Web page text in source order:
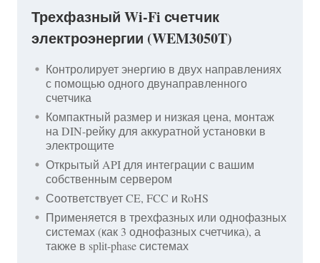
Трехфазный Wi-Fi счетчик
электроэнергии (WEM3050T)
Контролирует энергию в двух направлениях
с помощью одного двунаправленного
счетчика
Компактный размер и низкая цена, монтаж
на DIN-рейку для аккуратной установки в
электрощите
Открытый API для интеграции с вашим
собственным сервером
Соответствует CE, FCC и RoHS
Применяется в трехфазных или однофазных
системах (как 3 однофазных счетчика), а
также в split-phase системах